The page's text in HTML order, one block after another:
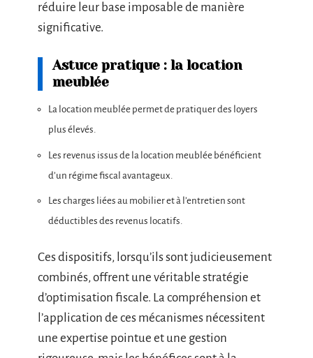
réduire leur base imposable de manière
significative.
Astuce pratique : la location
meublée
La location meublée permet de pratiquer des loyers
plus élevés.
Les revenus issus de la location meublée bénéficient
d’un régime fiscal avantageux.
Les charges liées au mobilier et à l’entretien sont
déductibles des revenus locatifs.
Ces dispositifs, lorsqu’ils sont judicieusement
combinés, offrent une véritable stratégie
d’optimisation fiscale. La compréhension et
l’application de ces mécanismes nécessitent
une expertise pointue et une gestion